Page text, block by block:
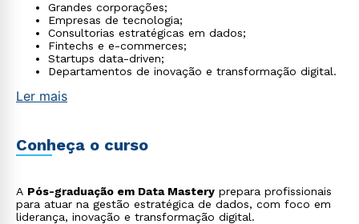
Grandes corporações;
Empresas de tecnologia;
Consultorias estratégicas em dados;
Fintechs e e-commerces;
Startups data-driven;
Departamentos de inovação e transformação digital.
Ler mais
Conheça o curso
A Pós-graduação em Data Mastery prepara profissionais
para atuar na gestão estratégica de dados, com foco em
liderança, inovação e transformação digital.